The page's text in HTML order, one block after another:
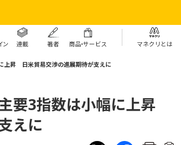
ン 連載 著者 商品・サービス マネクリとは
上昇 日米貿易交渉の進展期待が支えに
要3指数は小幅に上昇
えに